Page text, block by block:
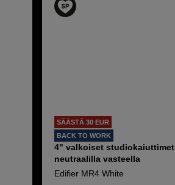
SÄÄSTÄ 30 EUR
BACK TO WORK
4" valkoiset studiokaiuttimet
neutraalilla vasteella
Edifier MR4 White